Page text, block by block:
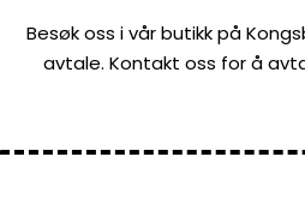
Besøk oss i vår butikk på
avtale. Kontakt oss for å